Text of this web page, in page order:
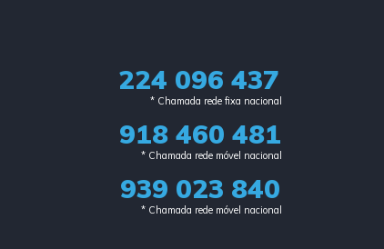
224 096 437
* Chamada rede fixa nacional​
918 460 481
* Chamada rede móvel nacional
939 023 840​
* Chamada rede móvel nacional